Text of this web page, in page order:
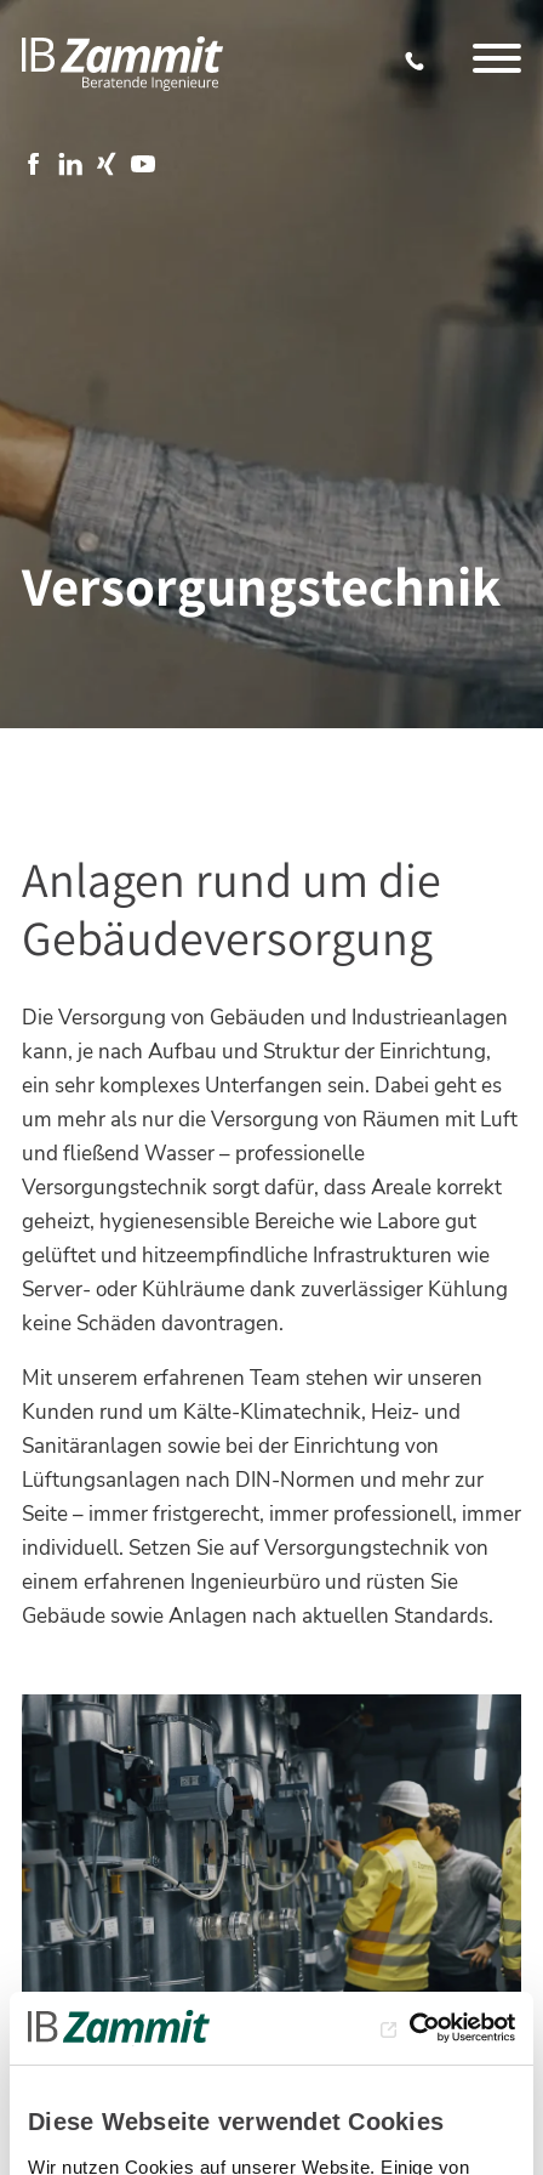
Diese Webseite verwendet Cookies
Wir nutzen Cookies auf unserer Website. Einige von
Versorgungstechnik
Anlagen rund um die
Gebäudeversorgung
Die Versorgung von Gebäuden und Industrieanlagen
kann, je nach Aufbau und Struktur der Einrichtung,
ein sehr komplexes Unterfangen sein. Dabei geht es
um mehr als nur die Versorgung von Räumen mit Luft
und fließend Wasser – professionelle
Versorgungstechnik sorgt dafür, dass Areale korrekt
geheizt, hygienesensible Bereiche wie Labore gut
gelüftet und hitzeempfindliche Infrastrukturen wie
Server- oder Kühlräume dank zuverlässiger Kühlung
keine Schäden davontragen.
Mit unserem erfahrenen Team stehen wir unseren
Kunden rund um Kälte-Klimatechnik, Heiz- und
Sanitäranlagen sowie bei der Einrichtung von
Lüftungsanlagen nach DIN-Normen und mehr zur
Seite – immer fristgerecht, immer professionell, immer
individuell. Setzen Sie auf Versorgungstechnik von
einem erfahrenen Ingenieurbüro und rüsten Sie
Gebäude sowie Anlagen nach aktuellen Standards.